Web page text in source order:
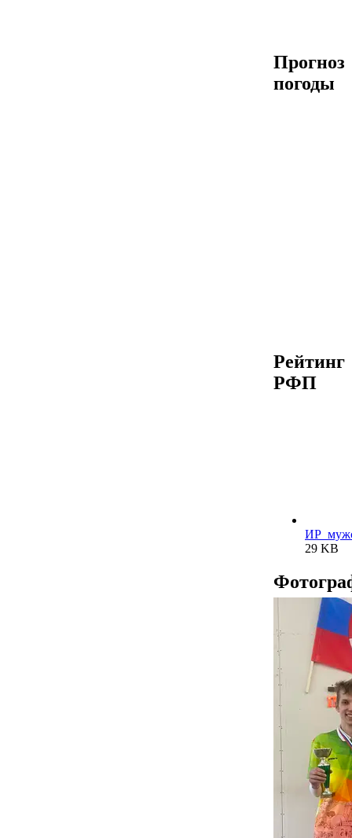
Прогноз
погоды
Рейтинг
РФП
29 KB